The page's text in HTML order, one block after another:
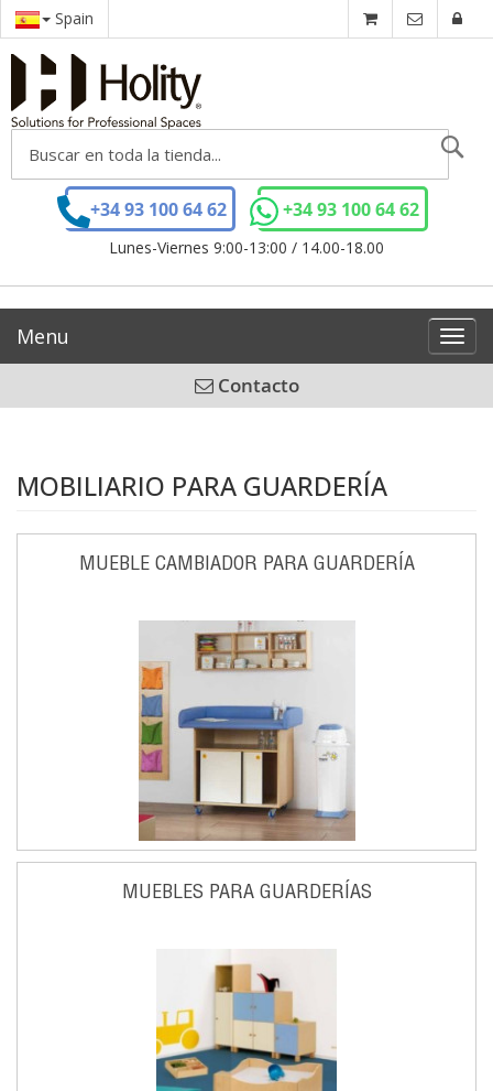
Spain
+34 93 100 64 62 +34 93 100 64 62
Lunes-Viernes 9:00-13:00 / 14.00-18.00
Menu
Contacto
MOBILIARIO PARA GUARDERÍA
MUEBLE CAMBIADOR PARA GUARDERÍA
MUEBLES PARA GUARDERÍAS